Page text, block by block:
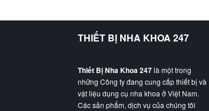
THIẾT BỊ NHA KHOA 247
Thiết Bị Nha Khoa 247là một trong
những Công ty đang cung cấp thiết bị và
vật liệu dụng cụ nha khoa ở Việt Nam.
Các sản phẩm, dịch vụ của chúng tôi